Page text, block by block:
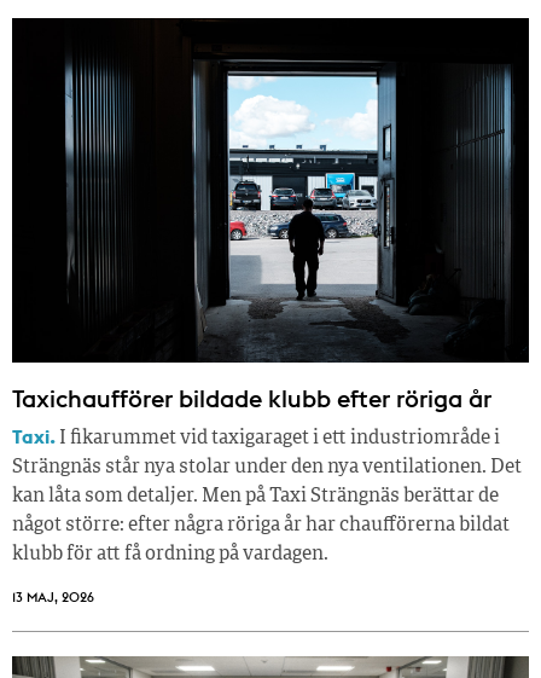
Taxichaufförer bildade klubb efter röriga år
Taxi. I fikarummet vid taxigaraget i ett industriområde i
Strängnäs står nya stolar under den nya ventilationen. Det
kan låta som detaljer. Men på Taxi Strängnäs berättar de
något större: efter några röriga år har chaufförerna bildat
klubb för att få ordning på vardagen.
13 MAJ, 2026